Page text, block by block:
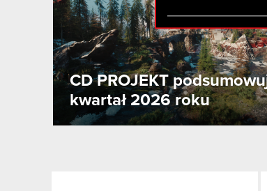
zgadasz się na
CD PROJEKT
kwartał 2026 roku